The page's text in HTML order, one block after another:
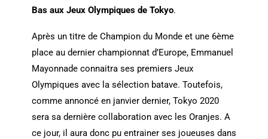
Bas aux Jeux Olympiques de Tokyo.
Après un titre de Champion du Monde et une 6ème
place au dernier championnat d’Europe, Emmanuel
Mayonnade connaitra ses premiers Jeux
Olympiques avec la sélection batave. Toutefois,
comme annoncé en janvier dernier, Tokyo 2020
sera sa dernière collaboration avec les Oranjes. A
ce jour, il aura donc pu entrainer ses joueuses dans